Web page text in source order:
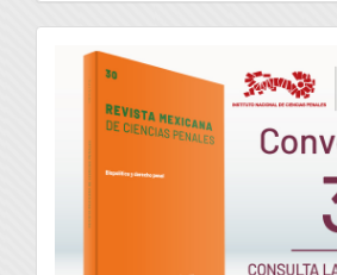
convocatoria